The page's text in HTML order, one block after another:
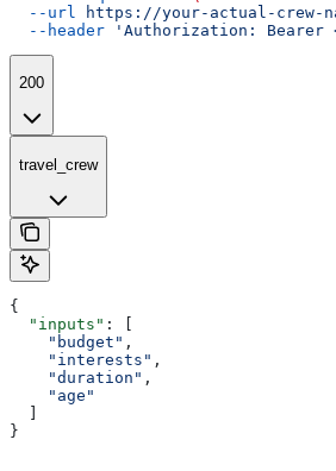
  --url
https://your-actual-crew-
  --header
'Authorization: Bearer
200
travel_crew
{
  "inputs"
: [
    "budget"
,
    "interests"
,
    "duration"
,
    "age"
}